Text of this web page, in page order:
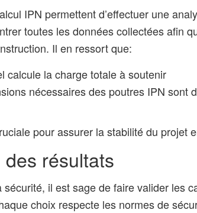
IPN permettent d’effectuer une
toutes les données collectées afin
Il en ressort que:
la charge totale à soutenir
nécessaires des poutres IPN sont
pour assurer la stabilité du projet
résultats
sécurité, il est sage de faire valider les
choix respecte les normes de